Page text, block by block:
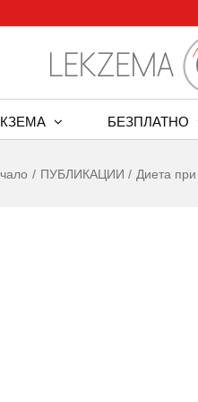
БЕЗПЛАТНО
ПУБЛИКАЦИИ Диета